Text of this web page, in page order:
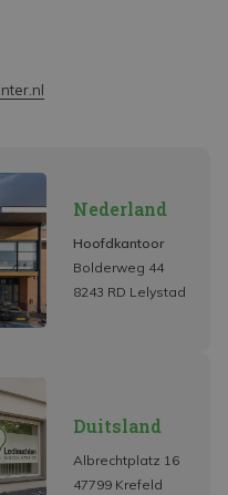
Nederland
Hoofdkantoor
Bolderweg 44
8243 RD Lelystad
Duitsland
Albrechtplatz 16
47799 Krefeld